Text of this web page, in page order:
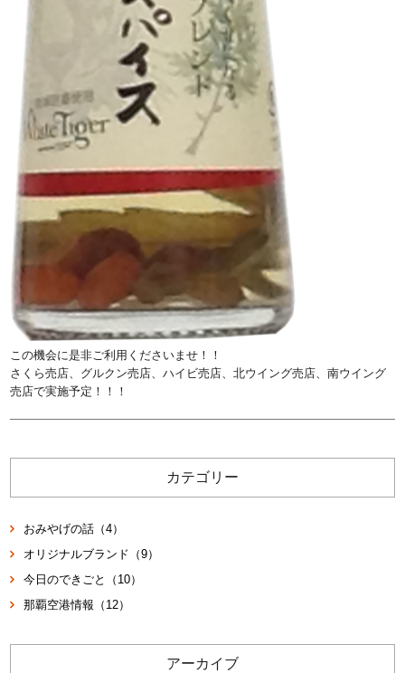
この機会に是非ご利用くださいませ！！
さくら売店、グルクン売店、ハイビ売店、北ウイング売店、南ウイング
売店で実施予定！！！
カテゴリー
おみやげの話（4）
オリジナルブランド（9）
今日のできごと（10）
那覇空港情報（12）
アーカイブ